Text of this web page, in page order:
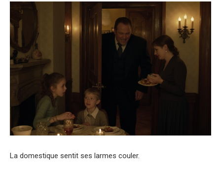
La domestique sentit ses larmes couler.